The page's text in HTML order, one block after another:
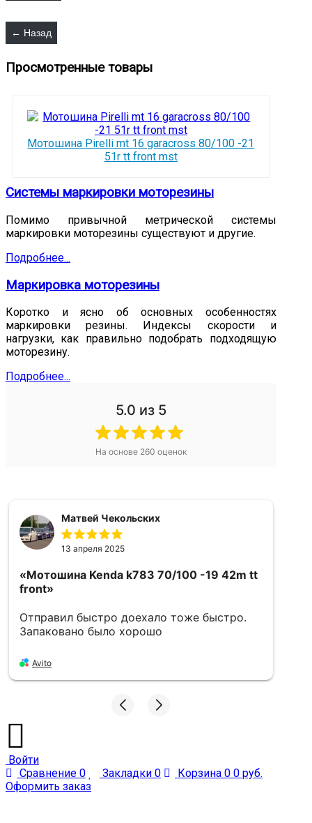
Просмотренные товары
Мотошина Pirelli mt 16 garacross 80/100 -21
51r tt front mst
Системы маркировки моторезины
Помимо привычной метрической системы
маркировки моторезины существуют и другие.
Подробнее...
Маркировка моторезины
Коротко и ясно об основных особенностях
маркировки резины. Индексы скорости и
нагрузки, как правильно подобрать подходящую
моторезину.
Подробнее...
5.0 из 5
На основе 260 оценок
Матвей Чекольских
13 апреля 2025
«Мотошина Kenda k783 70/100 -19 42m tt
front»
Отправил быстро доехало тоже быстро.
Запаковано было хорошо
Avito
Войти
Сравнение 0 Закладки 0 Корзина 0 0 руб.
Оформить заказ